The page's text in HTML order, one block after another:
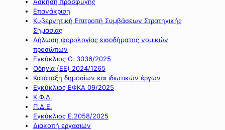
Επανάκριση
Κυβερνητική Επιτροπή Συμβάσεων Στρατηγικής
Σημασίας
Δήλωση φορολογίας εισοδήματος νομικών
προσώπων
Εγκύκλιος Ο. 3036/2025
Οδηγία (ΕΕ) 2024/1265
Κατάταξη δημοσίων και ιδιωτικών έργων
Εγκύκλιος ΕΦΚΑ 09/2025
Κ.Φ.Δ.
Π.Δ.Ε.
Εγκύκλιος Ε.2058/2025
Διακοπή εργασιών